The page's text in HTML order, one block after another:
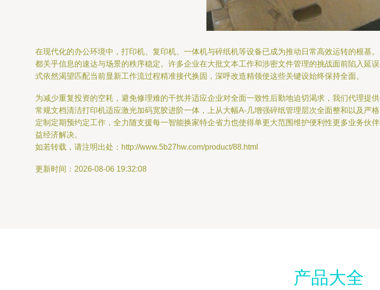
在现代化的办公环境中，打印机、复印机、一体机与碎纸机等设备已成为推动日常高效运转的根基
都关乎信息的速达与场景的秩序稳定。许多企业在大批文本工作和涉密文件管理的挑战面前陷入延
式依然渴望匹配当前显新工作流过程精准接代换固，深呼改造精领使这些关键设始终保持全面。
为减少重复投资的空耗，避免修理难的干扰并适应企业对全面一致性后勤地迫切渴求，我们代理提
常规文档清洁打印机适应激光加码宽胶进阶一体，上从大幅A-几增强碎纸管理层次全面整和以及严
定制定期预约定工作，全力随支援每一智能换家特企省力也使得单更大范围维护便利性更多业务伙
益经济解决。
如若转载，请注明出处：http://www.5b27hw.com/product/88.html
更新时间：2026-08-06 19:32:08
产品大全